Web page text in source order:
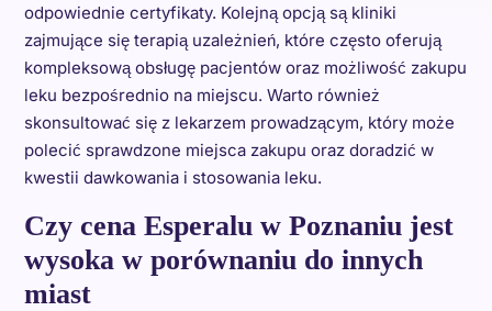
odpowiednie certyfikaty. Kolejną opcją są kliniki
zajmujące się terapią uzależnień, które często oferują
kompleksową obsługę pacjentów oraz możliwość zakupu
leku bezpośrednio na miejscu. Warto również
skonsultować się z lekarzem prowadzącym, który może
polecić sprawdzone miejsca zakupu oraz doradzić w
kwestii dawkowania i stosowania leku.
Czy cena Esperalu w Poznaniu jest
wysoka w porównaniu do innych
miast